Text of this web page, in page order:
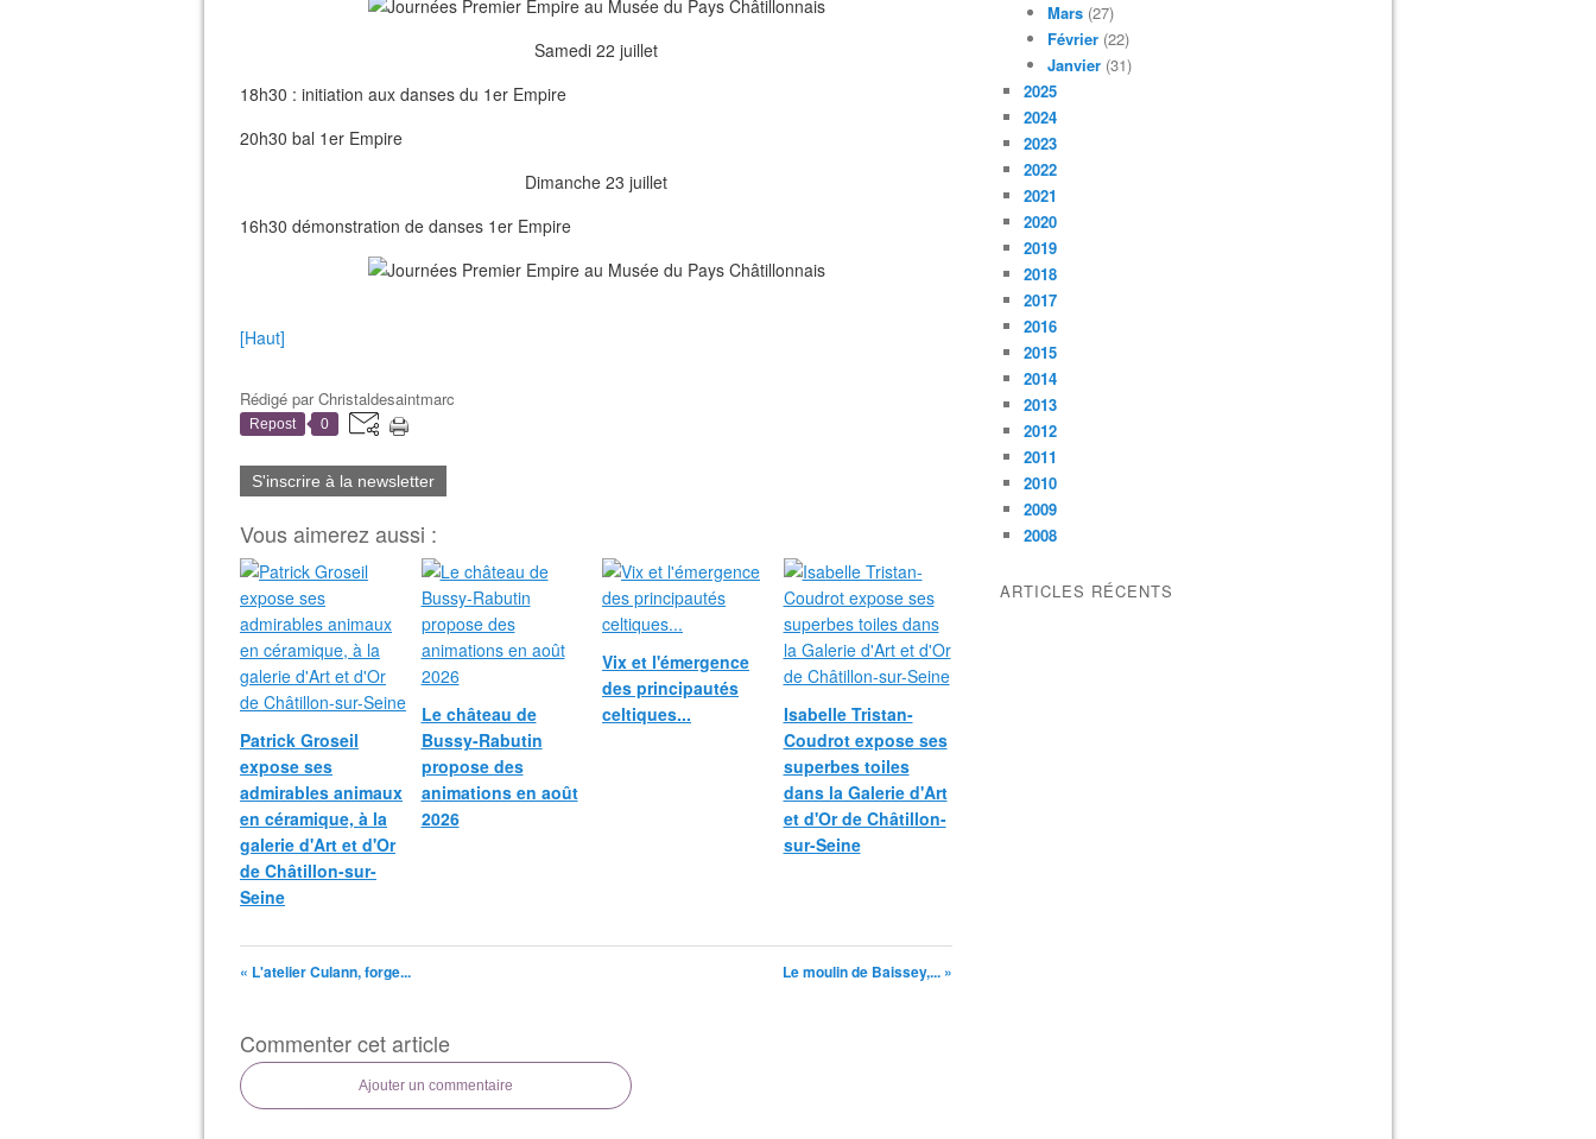
Samedi 22 juillet
18h30 : initiation aux danses du 1er Empire
20h30 bal 1er Empire
Dimanche 23 juillet
16h30 démonstration de danses 1er Empire
[Haut]
Rédigé parChristaldesaintmarc
Repost 0
S'inscrire à la newsletter
Vous aimerez aussi :
Patrick Groseil
expose ses
admirables animaux
en céramique, à la
galerie d'Art et d'Or
de Châtillon-sur-
Seine
Le château de
Bussy-Rabutin
propose des
animations en août
2026
Vix et l'émergence
des principautés
celtiques...
Isabelle Tristan-
Coudrot expose ses
superbes toiles
dans la Galerie d'Art
et d'Or de Châtillon-
sur-Seine
« L'atelier Culann, forge... Le moulin de Baissey,... »
Commenter cet article
Ajouter un commentaire
Mars (27)
Février (22)
Janvier (31)
2025
2024
2023
2022
2021
2020
2019
2018
2017
2016
2015
2014
2013
2012
2011
2010
2009
2008
ARTICLES RÉCENTS